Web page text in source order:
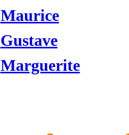
Maurice
Gustave
Marguerite